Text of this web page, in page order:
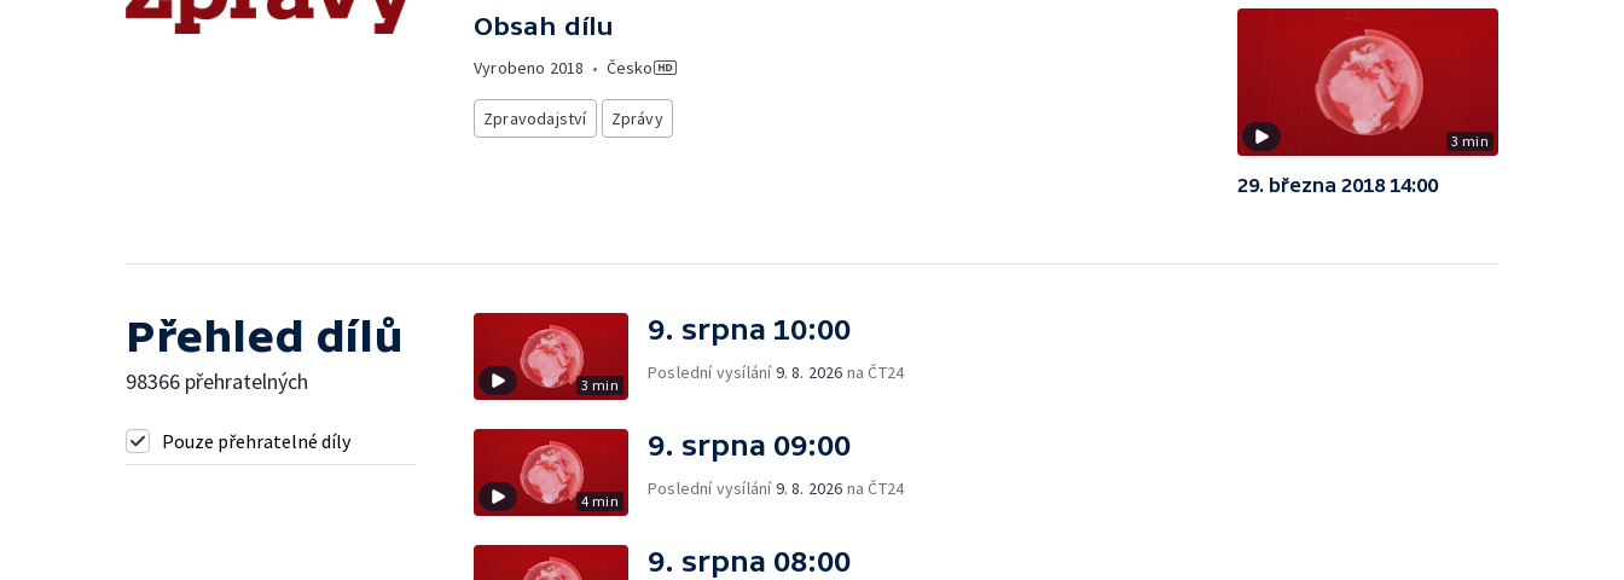
Obsah dílu
Vyrobeno 2018 • Česko
Zpravodajství Zprávy
3 min
29. března 2018 14:00
Přehled dílů
98366 přehratelných
Pouze přehratelné díly
3 min
9. srpna 10:00
Poslední vysílání9. 8. 2026 na ČT24
4 min
9. srpna 09:00
Poslední vysílání9. 8. 2026 na ČT24
9. srpna 08:00